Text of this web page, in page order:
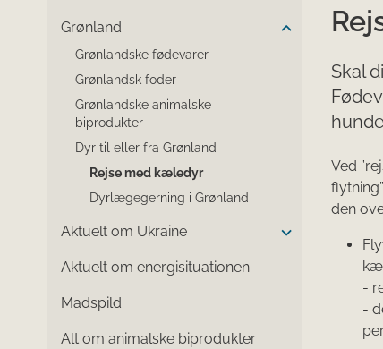
Grønland
Grønlandske fødevarer
Grønlandsk foder
Grønlandske animalske
biprodukter
Dyr til eller fra Grønland
Rejse med kæledyr
Dyrlægegerning i Grønland
Aktuelt om Ukraine
Aktuelt om energisituationen
Madspild
Alt om animalske biprodukter
Skal
​​​​​​​​​​​​​Ved
den
-
-